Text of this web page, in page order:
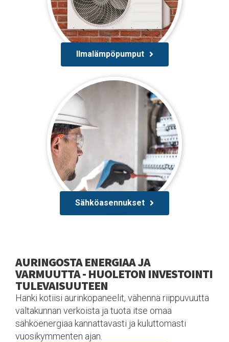
Ilmalämpöpumput
Sähköasennukset
AURINGOSTA ENERGIAA JA
VARMUUTTA - HUOLETON INVESTOINTI
TULEVAISUUTEEN
Hanki kotiisi aurinkopaneelit, vähennä riippuvuutta
valtakunnan verkoista ja tuota itse omaa
sähköenergiaa kannattavasti ja kuluttomasti
vuosikymmenten ajan.